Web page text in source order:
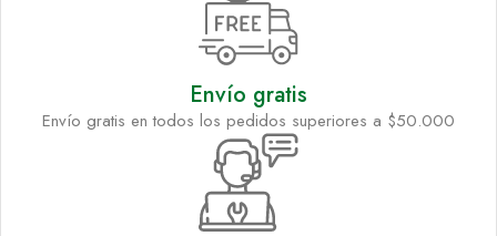
Envío gratis
Envío gratis en todos los pedidos superiores a $50.000